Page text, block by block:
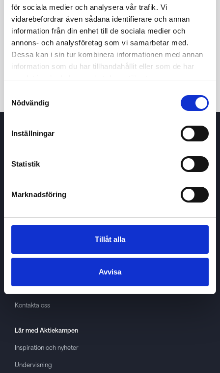
för sociala medier och analysera vår trafik. Vi
vidarebefordrar även sådana identifierare och annan
information från din enhet till de sociala medier och
annons- och analysföretag som vi samarbetar med.
Dessa kan i sin tur kombinera informationen med annan
information som du har tillhandahållit eller som de har
samlat in när du har använt deras tjänster.
Nödvändig
Inställningar
Statistik
Marknadsföring
Tillåt alla
Avvisa
24t 7d 1m 3m 1å 5å
Köp / Sälj
OmAktiekampen
About cookies
GDPR
Kontakta oss
Lär med Aktiekampen
Inspiration och nyheter
Undervisning